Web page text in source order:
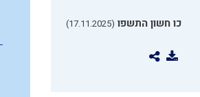
כו חשון התשפו (17.11.2025)